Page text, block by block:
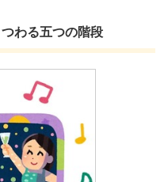
わる五つの階段